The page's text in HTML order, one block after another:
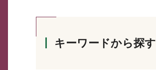
キーワードから探す